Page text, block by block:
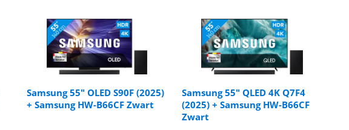
Samsung 55" OLED S90F (2025)
+ Samsung HW-B66CF Zwart
Samsung 55" QLED 4K Q7F4
(2025) + Samsung HW-B66CF
Zwart